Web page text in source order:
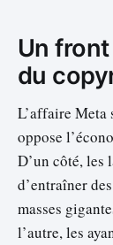
Un
du
L’affaire Meta
oppose
D’un côté, les
d’entraîner
masses
l’autre, les